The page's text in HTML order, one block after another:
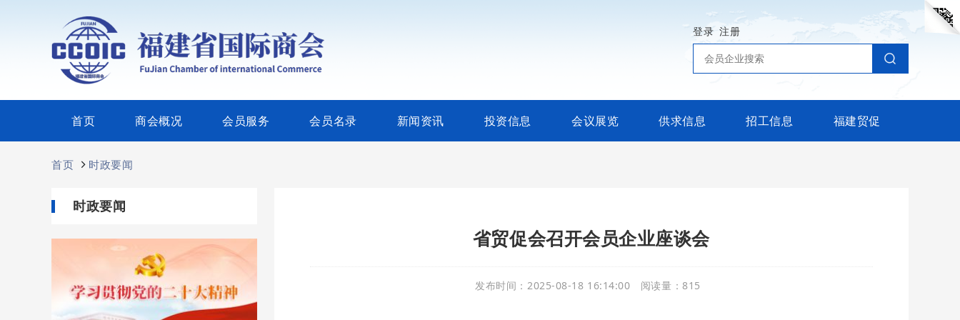
登录 注册
首页 商会概况 会员服务 会员名录 新闻资讯 投资信息 会议展览 供求信息 招工信息 福建贸促
首页 时政要闻
时政要闻
省贸促会召开会员企业座谈会
发布时间： 2025-08-18 16:14:00 阅读量：815